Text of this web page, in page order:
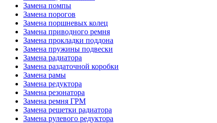
Замена помпы
Замена порогов
Замена поршневых колец
Замена приводного ремня
Замена прокладки поддона
Замена пружины подвески
Замена радиатора
Замена раздаточной коробки
Замена рамы
Замена редуктора
Замена резонатора
Замена ремня ГРМ
Замена решетки радиатора
Замена рулевого редуктора